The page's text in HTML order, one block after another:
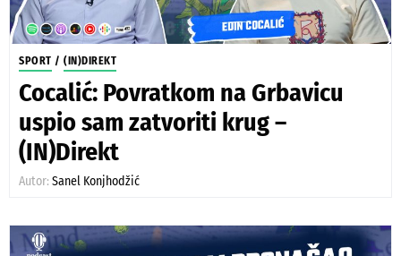
SPORT / (IN)DIREKT
Cocalić: Povratkom na Grbavicu
uspio sam zatvoriti krug –
(IN)Direkt
Autor: Sanel Konjhodžić